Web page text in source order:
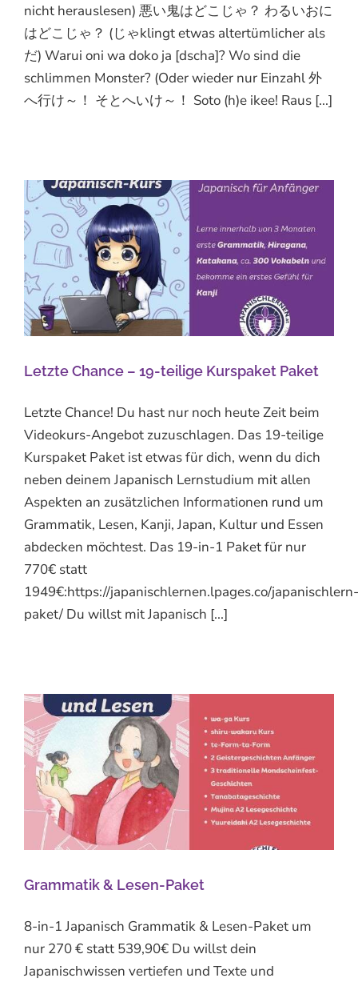
nicht herauslesen) 悪い鬼はどこじゃ？ わるいおに
はどこじゃ？ (じゃklingt etwas altertümlicher als
だ) Warui oni wa doko ja [dscha]? Wo sind die
schlimmen Monster? (Oder wieder nur Einzahl 外
へ行け～！ そとへいけ～！ Soto (h)e ikee! Raus [...]
Letzte Chance – 19-teilige Kurspaket Paket
Letzte Chance! Du hast nur noch heute Zeit beim
Videokurs-Angebot zuzuschlagen. Das 19-teilige
Kurspaket Paket ist etwas für dich, wenn du dich
neben deinem Japanisch Lernstudium mit allen
Aspekten an zusätzlichen Informationen rund um
Grammatik, Lesen, Kanji, Japan, Kultur und Essen
abdecken möchtest. Das 19-in-1 Paket für nur
770€ statt
1949€:https://japanischlernen.lpages.co/japanischlern-
paket/ Du willst mit Japanisch [...]
Grammatik & Lesen-Paket
8-in-1 Japanisch Grammatik & Lesen-Paket um
nur 270 € statt 539,90€ Du willst dein
Japanischwissen vertiefen und Texte und